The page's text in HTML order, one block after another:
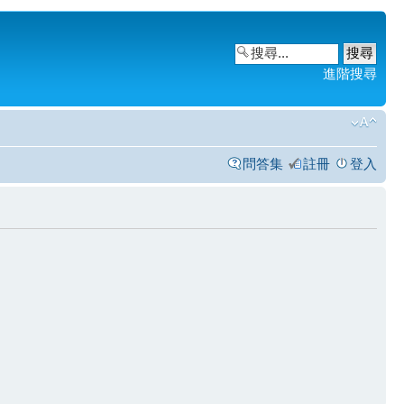
進階搜尋
問答集 註冊 登入